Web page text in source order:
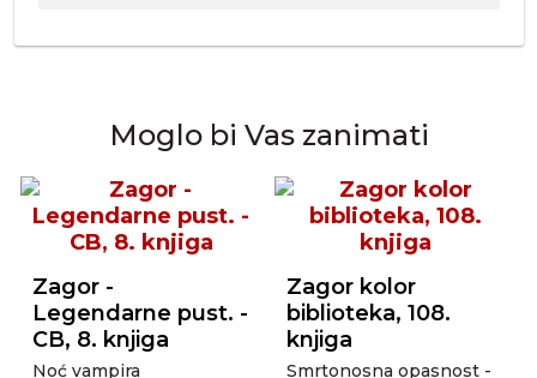
Moglo bi Vas zanimati
Zagor -
Legendarne pust. -
CB, 8. knjiga
Noć vampira
Zagor kolor
biblioteka, 108.
knjiga
Smrtonosna opasnost -